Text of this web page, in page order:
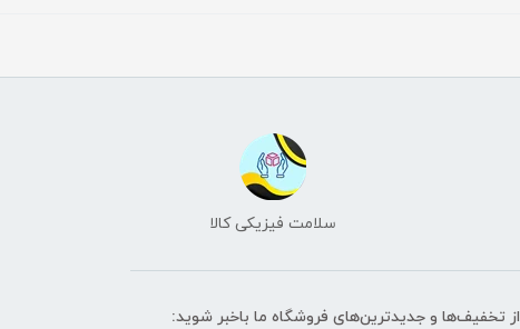
سلامت فیزیکی کالا
از تخفیف‌ها و جدیدترین‌های فروشگاه ما باخبر شوید: